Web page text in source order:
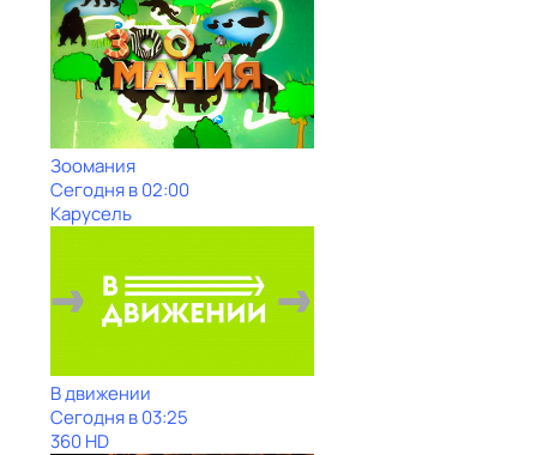
Зоомания
Сегодня в 02:00
Карусель
В движении
Сегодня в 03:25
360 HD